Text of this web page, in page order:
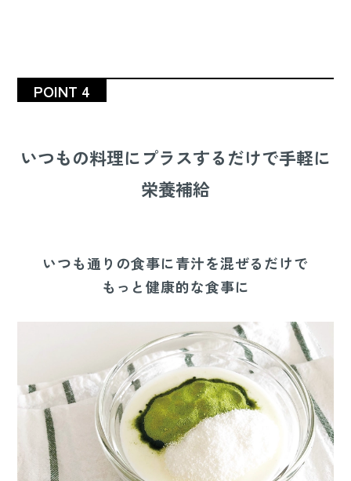
POINT 4
いつもの料理にプラスするだけで手軽に
栄養補給
いつも通りの食事に青汁を混ぜるだけで
もっと健康的な食事に